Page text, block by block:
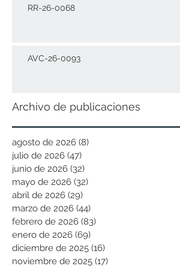
RR-26-0068
AVC-26-0093
Archivo de publicaciones
agosto de 2026 (8)
julio de 2026 (47)
junio de 2026 (32)
mayo de 2026 (32)
abril de 2026 (29)
marzo de 2026 (44)
febrero de 2026 (83)
enero de 2026 (69)
diciembre de 2025 (16)
noviembre de 2025 (17)